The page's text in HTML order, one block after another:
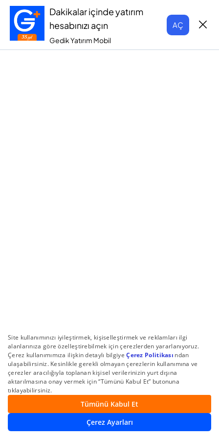
Dakikalar içinde yatırım
hesabınızı açın
Gedik Yatırım Mobil
AÇ